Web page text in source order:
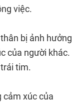
việc.
bị ảnh hưởng
của người khác.
tim.
cảm xúc của